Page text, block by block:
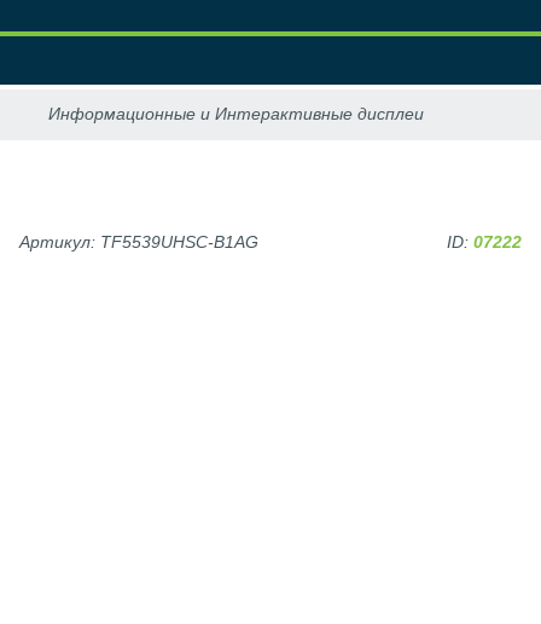
Артикул: TF5539UHSC-B1AG ID: 07222